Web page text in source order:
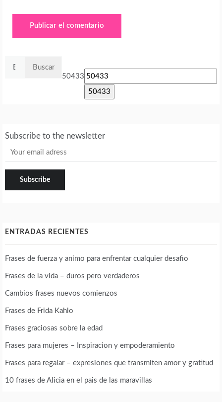
50433
Subscribe to the newsletter
ENTRADAS RECIENTES
Frases de fuerza y animo para enfrentar cualquier desafio
Frases de la vida – duros pero verdaderos
Cambios frases nuevos comienzos
Frases de Frida Kahlo
Frases graciosas sobre la edad
Frases para mujeres – Inspiracion y empoderamiento
Frases para regalar – expresiones que transmiten amor y gratitud
10 frases de Alicia en el pais de las maravillas